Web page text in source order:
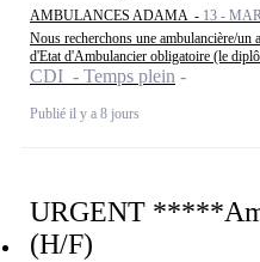
AMBULANCES ADAMA - 13 -
Nous recherchons une ambulancière/
d'Etat d'Ambulancier obligatoire (le
CDI - Temps plein
Publié il y a 8 jours
URGENT
(H/F)